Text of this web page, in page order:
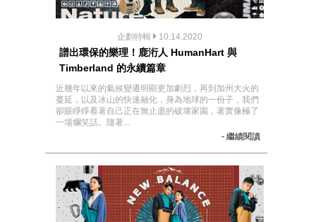
企劃特輯 10.14.2020
譜出環保的樂理！鹿洐人 HumanHart 與
Timberland 的永續篇章
近幾年以來的氣候變遷明顯更加劇烈，再到加州大火的
蔓延，以及冰山的快速融化，身為地球的一份子，我們
卻眼睜睜看著自己正在無止盡的破壞家園，著實像極了
一場爛笑話。隨著...
- 繼續閱讀